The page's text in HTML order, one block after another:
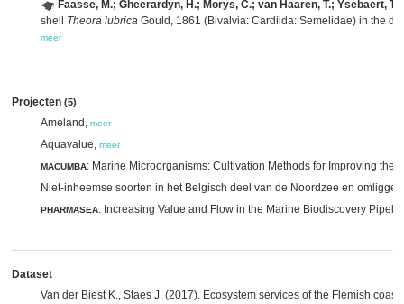
Faasse, M.; Gheerardyn, H.; Morys, C.; van Haaren, T.; Ysebaert, T.;
shell Theora lubrica Gould, 1861 (Bivalvia: Cardiida: Semelidae) in the
meer
Projecten (5)
Ameland, meer
Aquavalue, meer
MACUMBA: Marine Microorganisms: Cultivation Methods for Improving
Niet-inheemse soorten in het Belgisch deel van de Noordzee en
PHARMASEA: Increasing Value and Flow in the Marine Biodiscovery
Dataset
Van der Biest K., Staes J. (2017). Ecosystem services of the Flemish